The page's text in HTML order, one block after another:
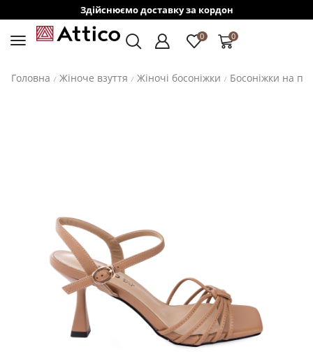
Здійснюємо доставку за кордон
0 0
Головна / Жіноче взуття / Жіночі босоніжки / Босоніжки на